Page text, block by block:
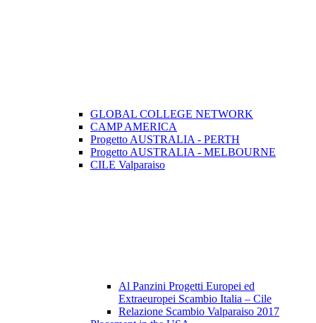
GLOBAL COLLEGE NETWORK
CAMP AMERICA
Progetto AUSTRALIA - PERTH
Progetto AUSTRALIA - MELBOURNE
CILE Valparaiso
Al Panzini Progetti Europei ed
Extraeuropei Scambio Italia – Cile
Relazione Scambio Valparaiso 2017